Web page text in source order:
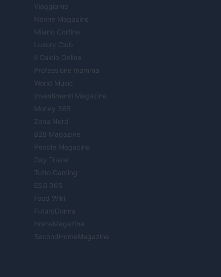
Viaggiamo
Nonne Magazine
Milano Cortina
Luxury Club
Il Calcio Online
Professione mamma
World Music
Investimenti Magazine
Money 365
Zona Nerd
B2B Magazine
People Magazine
Day Travel
Tutto Gaming
ESG 365
Food Wiki
FuturoDonna
HomeMagazine
SecondHomeMagazine